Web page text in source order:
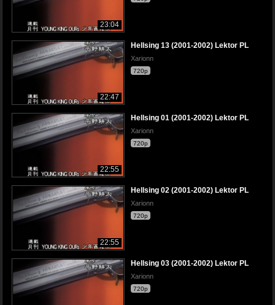
23:04
22:47
Hellsing 13 (2001-2002) Lektor PL
Xarionn
720p
22:55
Hellsing 01 (2001-2002) Lektor PL
Xarionn
720p
22:55
Hellsing 02 (2001-2002) Lektor PL
Xarionn
720p
Hellsing 03 (2001-2002) Lektor PL
Xarionn
720p